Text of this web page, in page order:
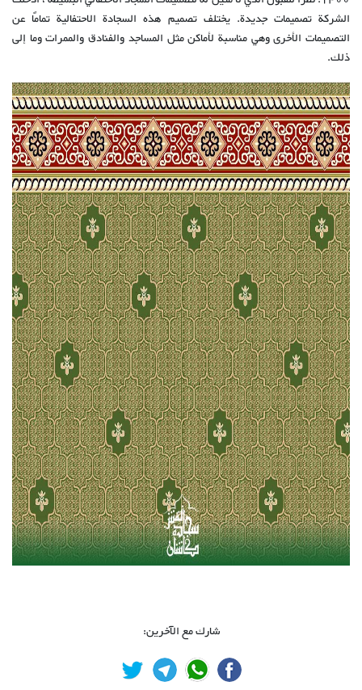
الشركة تصميمات جديدة. يختلف تصميم هذه السجادة الاحتفالية تمامًا عن
التصميمات الأخرى وهي مناسبة لأماكن مثل المساجد والفنادق والممرات وما إلى
ذلك.
شارك مع الآخرين: